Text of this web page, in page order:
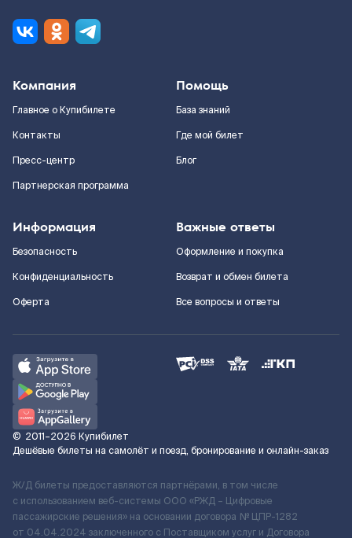
Компания
Главное о Купибилете
Контакты
Пресс-центр
Партнерская программа
Помощь
База знаний
Где мой билет
Блог
Информация
Безопасность
Конфиденциальность
Оферта
Важные ответы
Оформление и покупка
Возврат и обмен билета
Все вопросы и ответы
© 2011–2026 Купибилет
Дешёвые билеты на самолёт и поезд, бронирование и онлайн-заказ
Ж/Д билеты предоставляются партнёрами, в том числе
с использованием веб-системы ООО «РЖД – Цифровые
пассажирские решения» на основании договора № ЦПР-1282
от 04.04.2024 заключенного с Поставщиком услуг и Договора